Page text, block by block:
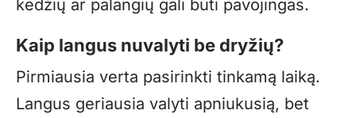
kėdžių ar palangių gali būti pavojingas.
Kaip langus nuvalyti be dryžių?
Pirmiausia verta pasirinkti tinkamą laiką.
Langus geriausia valyti apniukusią, bet